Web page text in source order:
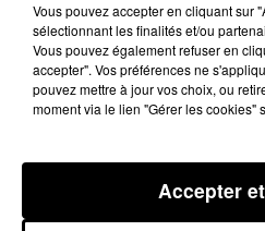
26 juin 2023 - 1 min 14 sec
L'AGENDA DU GERS DU
Vous pouvez accepter en cliquant sur
sélectionnant les finalités et/ou
Vous pouvez également refuser en
accepter". Vos préférences ne
pouvez mettre à jour vos choix, ou
moment via le lien "Gérer les cookies"
Accepter